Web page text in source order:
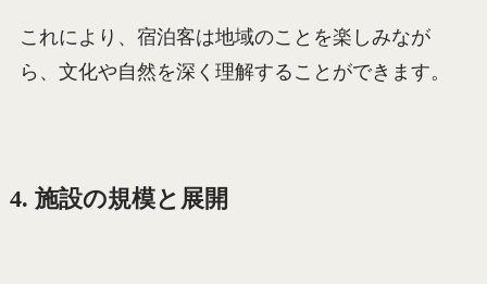
これにより、宿泊客は地域のことを楽しみなが
ら、文化や自然を深く理解することができます。
4. 施設の規模と展開